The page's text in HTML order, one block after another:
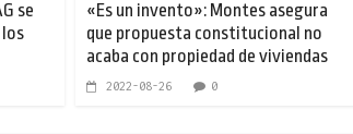
se
«Es un invento»: Montes asegura
que propuesta constitucional no
acaba con propiedad de viviendas
2022-08-26 0